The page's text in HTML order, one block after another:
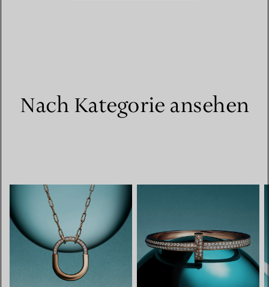
Nach Kategorie ansehen